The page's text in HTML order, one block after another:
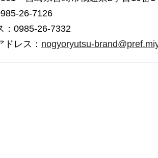
26-7126
：0985-26-7332
ドレス： nogyoryutsu-